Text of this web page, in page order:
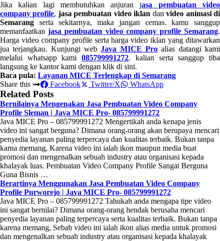
Jika kalian lagi membutuhkan anjuran jasa pembuatan video
company profile, jasa pembuatan video iklan danvideo animasi di
Semarang serta sekitarnya, maka jangan cemas. kamu sanggup
memanfaatkanjasa pembuatan video company profile Semarang.
Harga video company profile serta harga video iklan yang ditawarkan
jua terjangkau. Kunjungi webJava MICE Pro alias datangi kami
melalui whatsapp kami085799991272. kalian serta sanggup tiba
langsung ke kantor kami dengan klik di sini.
Baca pula: Layanan MICE Terlengkap di Semarang
Share this
Facebook Twitter/X WhatsApp
Related Posts
Bernilainya Mengenakan Jasa Pembuatan Video Company
Profile Sleman | Java MICE Pro- 085799991272
Java MICE Pro – 085799991272 Mengertikah anda kenapa jenis
video ini sangat berguna? Dimana orang-orang akan berupaya mencari
penyedia layanan paling terpercaya dan kualitas terbaik. Bukan tanpa
karna memang, Karena video ini ialah ikon maupun media buat
promosi dan mengenalkan sebuah industry atau organisasi kepada
khalayak luas. Pembuatan Video Company Profile Sangat Berguna
Guna Bisnis …
Berartinya Menggunakan Jasa Pembuatan Video Company
Profile Purworejo | Java MICE Pro- 085799991272
Java MICE Pro – 085799991272 Tahukah anda mengapa tipe video
ini sangat bernilai? Dimana orang-orang hendak berusaha mencari
penyedia layanan paling terpercaya serta kualitas terbaik. Bukan tanpa
karena memang, Sebab video ini ialah ikon alias media untuk promosi
dan mengenalkan sebuah industry atau organisasi kepada khalayak